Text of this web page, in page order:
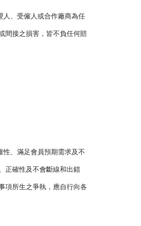
人、受僱人或合作廠商為任
間接之損害，皆不負任何賠
性、滿足會員預期需求及不
正確性及不會斷線和出錯
項所生之爭執，應自行向各